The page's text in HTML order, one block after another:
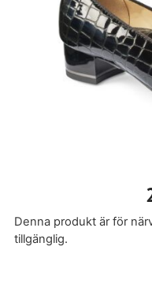
Denna produkt är för
tillgänglig.